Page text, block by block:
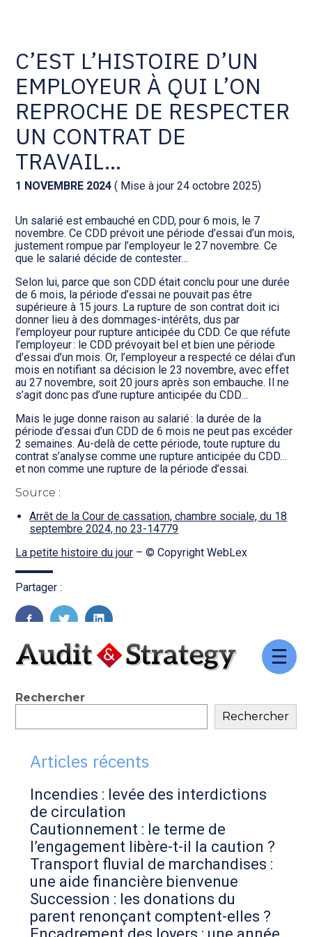
Aller
Social et ressources humaines
Assistance juridique
Pilotage d’entreprise
Gestion de patrimoine
Procédures collectives
Transition numérique
Tenue de votre comptabilité :
ACD
Facturation et pilotage :
EVOLIZ
Facturation et pilotage : MEG
Analyse et tableau de bord :
WAIBI
Gérer vos ressources
humaines : SILAE
C’EST L’HISTOIRE D’UN
EMPLOYEUR À QUI L’ON
REPROCHE DE RESPECTER
UN CONTRAT DE
TRAVAIL…
1 NOVEMBRE 2024 ( Mise à jour 24 octobre 2025)
Un salarié est embauché en CDD, pour 6 mois, le 7
novembre. Ce CDD prévoit une période d’essai d’un mois,
justement rompue par l’employeur le 27 novembre. Ce
que le salarié décide de contester…
Selon lui, parce que son CDD était conclu pour une durée
de 6 mois, la période d’essai ne pouvait pas être
supérieure à 15 jours. La rupture de son contrat doit ici
donner lieu à des dommages-intérêts, dus par
l’employeur pour rupture anticipée du CDD. Ce que réfute
l’employeur : le CDD prévoyait bel et bien une période
d’essai d’un mois. Or, l’employeur a respecté ce délai d’un
mois en notifiant sa décision le 23 novembre, avec effet
au 27 novembre, soit 20 jours après son embauche. Il ne
s’agit donc pas d’une rupture anticipée du CDD…
Mais le juge donne raison au salarié : la durée de la
période d’essai d’un CDD de 6 mois ne peut pas excéder
2 semaines. Au-delà de cette période, toute rupture du
contrat s’analyse comme une rupture anticipée du CDD…
et non comme une rupture de la période d’essai.
Source :
Arrêt de la Cour de cassation, chambre sociale, du 18
septembre 2024, no 23-14779
La petite histoire du jour – © Copyright WebLex
Partager :
Blog
sidebar
Rechercher
Rechercher
Articles récents
Incendies : levée des interdictions
de circulation
Cautionnement : le terme de
l’engagement libère-t-il la caution ?
Transport fluvial de marchandises :
une aide financière bienvenue
Succession : les donations du
parent renonçant comptent-elles ?